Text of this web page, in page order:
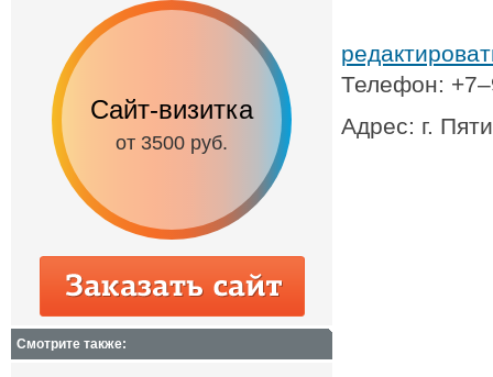
Телефон:
Адрес: г.
Сайт-визитка
от 3500 руб. от 6500 руб.
Смотрите также: